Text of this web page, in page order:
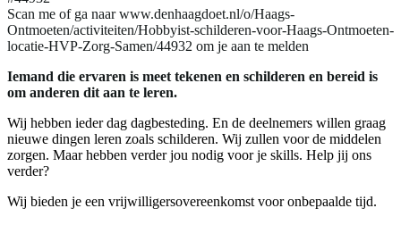
Scan me of ga naar www.denhaagdoet.nl/o/Haags-
Ontmoeten/activiteiten/Hobbyist-schilderen-voor-Haags-Ontmoeten-
locatie-HVP-Zorg-Samen/44932 om je aan te melden
Iemand die ervaren is meet tekenen en schilderen en bereid is
om anderen dit aan te leren.
Wij hebben ieder dag dagbesteding. En de deelnemers willen graag
nieuwe dingen leren zoals schilderen. Wij zullen voor de middelen
zorgen. Maar hebben verder jou nodig voor je skills. Help jij ons
verder?
Wij bieden je een vrijwilligersovereenkomst voor onbepaalde tijd.